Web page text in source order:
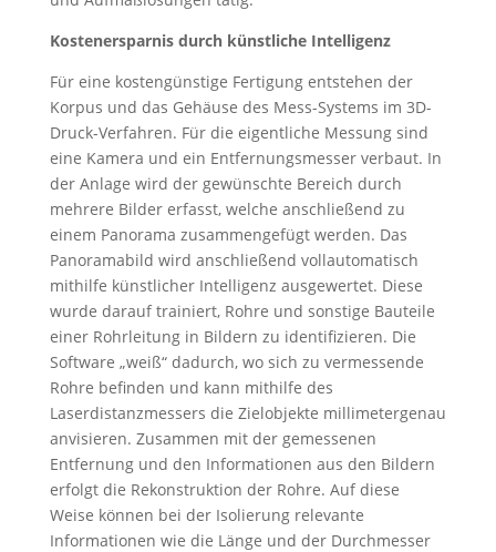
Kostenersparnis durch künstliche Intelligenz
Für eine kostengünstige Fertigung entstehen der
Korpus und das Gehäuse des Mess-Systems im 3D-
Druck-Verfahren. Für die eigentliche Messung sind
eine Kamera und ein Entfernungsmesser verbaut. In
der Anlage wird der gewünschte Bereich durch
mehrere Bilder erfasst, welche anschließend zu
einem Panorama zusammengefügt werden. Das
Panoramabild wird anschließend vollautomatisch
mithilfe künstlicher Intelligenz ausgewertet. Diese
wurde darauf trainiert, Rohre und sonstige Bauteile
einer Rohrleitung in Bildern zu identifizieren. Die
Software „weiß“ dadurch, wo sich zu vermessende
Rohre befinden und kann mithilfe des
Laserdistanzmessers die Zielobjekte millimetergenau
anvisieren. Zusammen mit der gemessenen
Entfernung und den Informationen aus den Bildern
erfolgt die Rekonstruktion der Rohre. Auf diese
Weise können bei der Isolierung relevante
Informationen wie die Länge und der Durchmesser